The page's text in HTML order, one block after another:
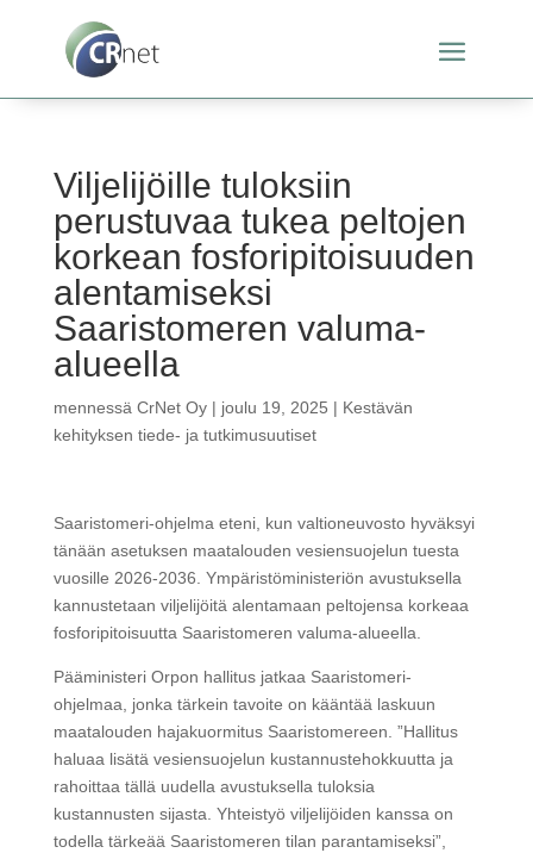
Viljelijöille tuloksiin
perustuvaa tukea peltojen
korkean fosforipitoisuuden
alentamiseksi
Saaristomeren valuma-
alueella
mennessä CrNet Oy| joulu 19, 2025 | Kestävän
kehityksen tiede- ja tutkimusuutiset
Saaristomeri-ohjelma eteni, kun valtioneuvosto hyväksyi
tänään asetuksen maatalouden vesiensuojelun tuesta
vuosille 2026-2036. Ympäristöministeriön avustuksella
kannustetaan viljelijöitä alentamaan peltojensa korkeaa
fosforipitoisuutta Saaristomeren valuma-alueella.
Pääministeri Orpon hallitus jatkaa Saaristomeri-
ohjelmaa, jonka tärkein tavoite on kääntää laskuun
maatalouden hajakuormitus Saaristomereen. ”Hallitus
haluaa lisätä vesiensuojelun kustannustehokkuutta ja
rahoittaa tällä uudella avustuksella tuloksia
kustannusten sijasta. Yhteistyö viljelijöiden kanssa on
todella tärkeää Saaristomeren tilan parantamiseksi”,